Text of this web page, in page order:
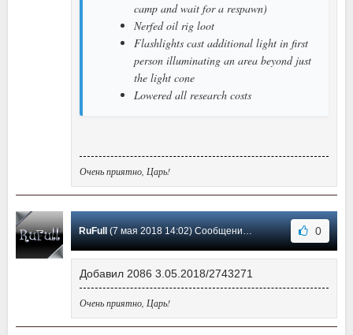
camp and wait for a respawn)
Nerfed oil rig loot
Flashlights cast additional light in first
person illuminating an area beyond just
the light cone
Lowered all research costs
Очень приятно, Царь!
RuFull (7 мая 2018 14:02) Сообщение #32 0
Добавил 2086 3.05.2018/2743271
Очень приятно, Царь!